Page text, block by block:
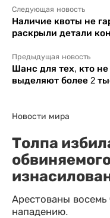
Следующая новость
Наличие квоты не
раскрыли детали
Предыдущая новость
Шанс для тех, кто
выделяют более 2
Новости мира
Толпа
Арестованы восемь
нападению.